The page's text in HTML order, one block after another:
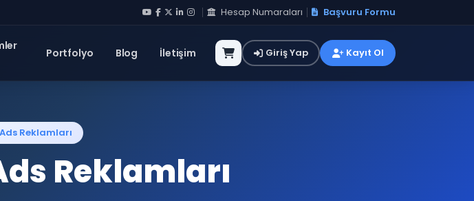
Hesap Numaraları Başvuru Formu
Portfolyo Blog İletişim Giriş Yap Kayıt Ol
Reklamları
Reklamları